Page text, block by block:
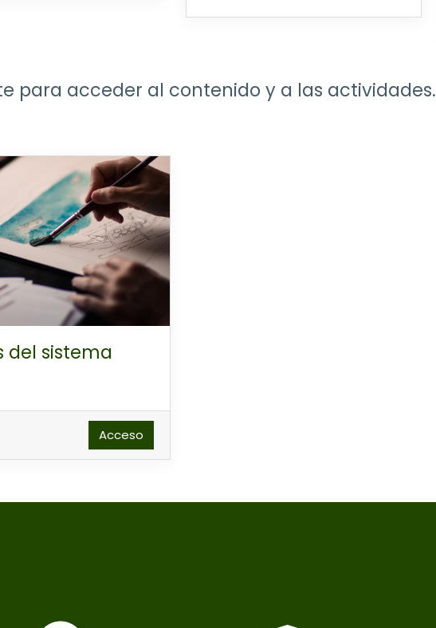
para acceder al contenido y a las actividades.
del sistema
Acceso